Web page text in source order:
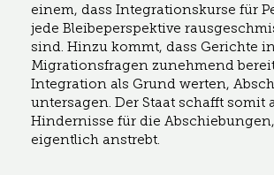
einem, dass Integrationskurse für
jede Bleibeperspektive
sind. Hinzu kommt, dass Gerichte in
Migrationsfragen zunehmend
Integration als Grund werten,
untersagen. Der Staat schafft somit
Hindernisse für die
eigentlich anstrebt.